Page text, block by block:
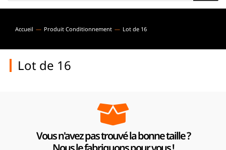
Vous êtes ici :
Accueil Produit Conditionnement Lot de 16
Lot de 16
Vous n'avez pas trouvé la bonne taille ?